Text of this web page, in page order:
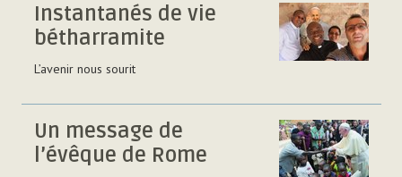
Instantanés de vie
bétharramite
L’avenir nous sourit
Un message de
l’évêque de Rome